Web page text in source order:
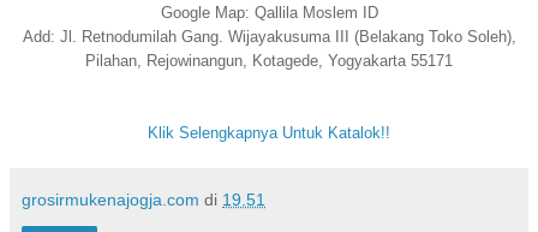
Google Map: Qallila Moslem ID
Add: Jl. Retnodumilah Gang. Wijayakusuma III (Belakang Toko Soleh),
Pilahan, Rejowinangun, Kotagede, Yogyakarta 55171
Klik Selengkapnya Untuk Katalok!!
grosirmukenajogja.com di 19.51